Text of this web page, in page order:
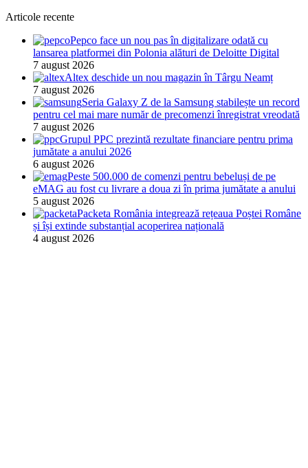
Articole recente
Pepco face un nou pas în digitalizare odată cu
lansarea platformei din Polonia alături de Deloitte Digital
7 august 2026
Altex deschide un nou magazin în Târgu Neamț
7 august 2026
Seria Galaxy Z de la Samsung stabilește un record
pentru cel mai mare număr de precomenzi înregistrat vreodată
7 august 2026
Grupul PPC prezintă rezultate financiare pentru prima
jumătate a anului 2026
6 august 2026
Peste 500.000 de comenzi pentru bebeluși de pe
eMAG au fost cu livrare a doua zi în prima jumătate a anului
5 august 2026
Packeta România integrează rețeaua Poștei Române
și își extinde substanțial acoperirea națională
4 august 2026